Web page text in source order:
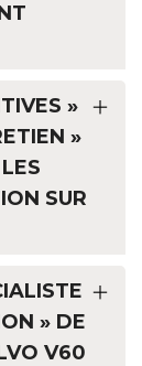
»
»
SUR
» DE
V60